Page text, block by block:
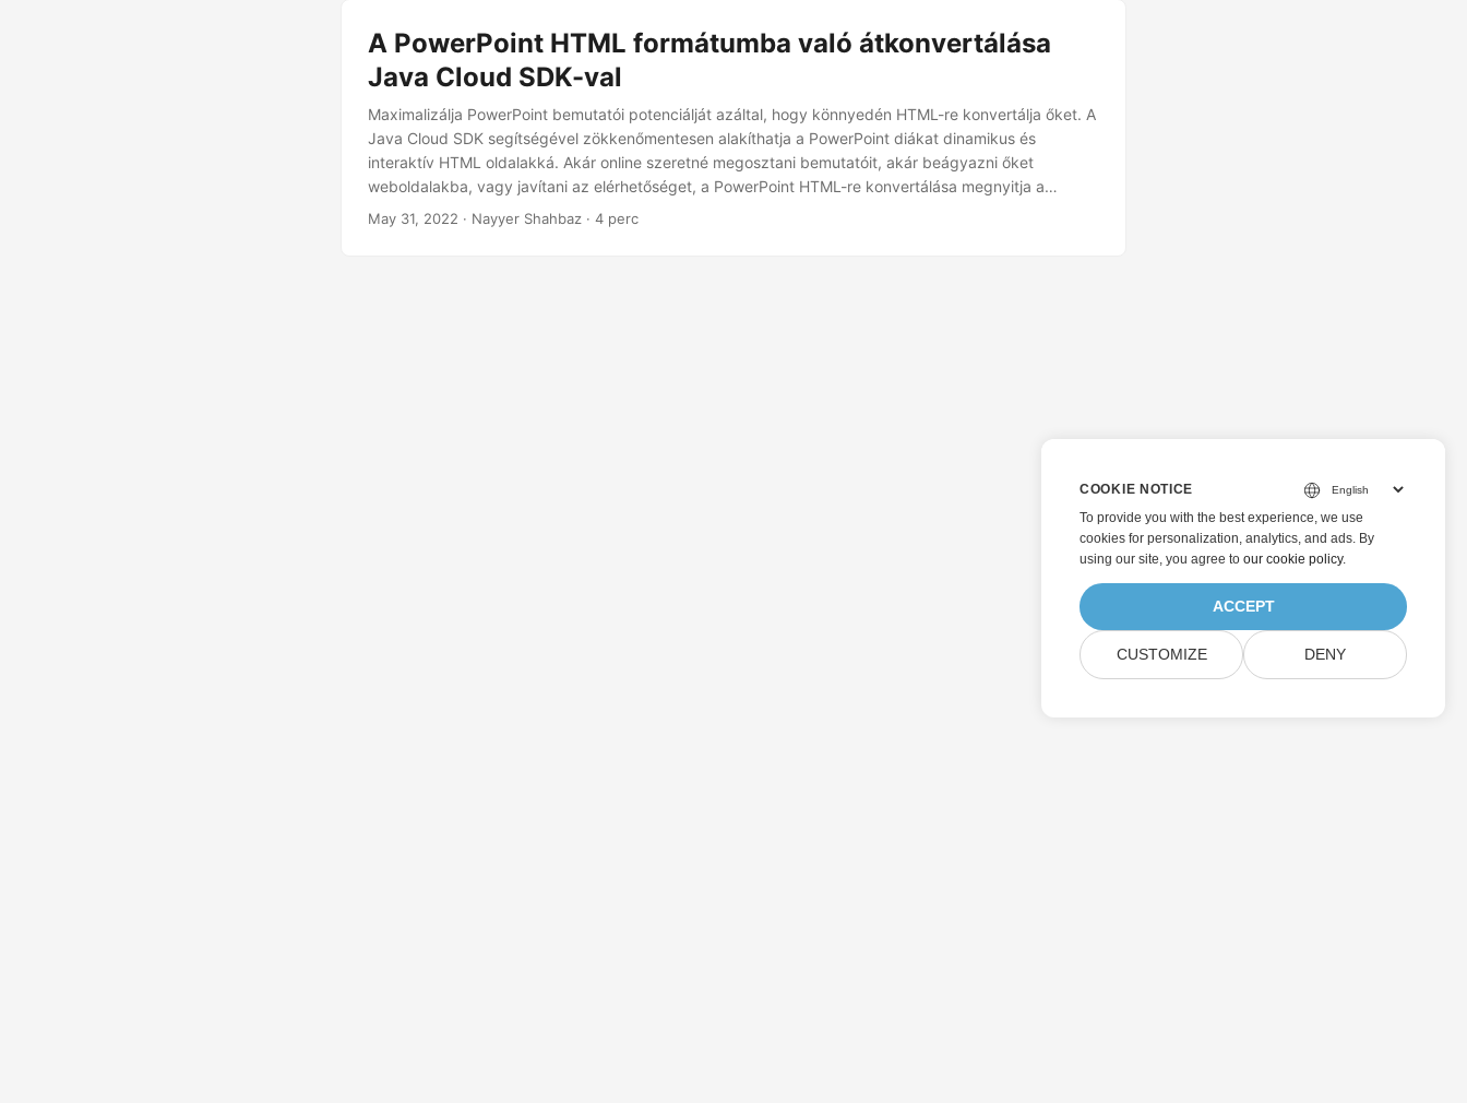
A PowerPoint HTML formátumba való átkonvertálása
Java Cloud SDK-val
Maximalizálja PowerPoint bemutatói potenciálját azáltal, hogy könnyedén HTML-re konvertálja őket. A
Java Cloud SDK segítségével zökkenőmentesen alakíthatja a PowerPoint diákat dinamikus és
interaktív HTML oldalakká. Akár online szeretné megosztani bemutatóit, akár beágyazni őket
weboldalakba, vagy javítani az elérhetőséget, a PowerPoint HTML-re konvertálása megnyitja a
lehetőségek világát.
May 31, 2022 · Nayyer Shahbaz · 4 perc
COOKIE NOTICE
To provide you with the best experience, we use
cookies for personalization, analytics, and ads. By
using our site, you agree to our cookie policy.
ACCEPT
CUSTOMIZE DENY